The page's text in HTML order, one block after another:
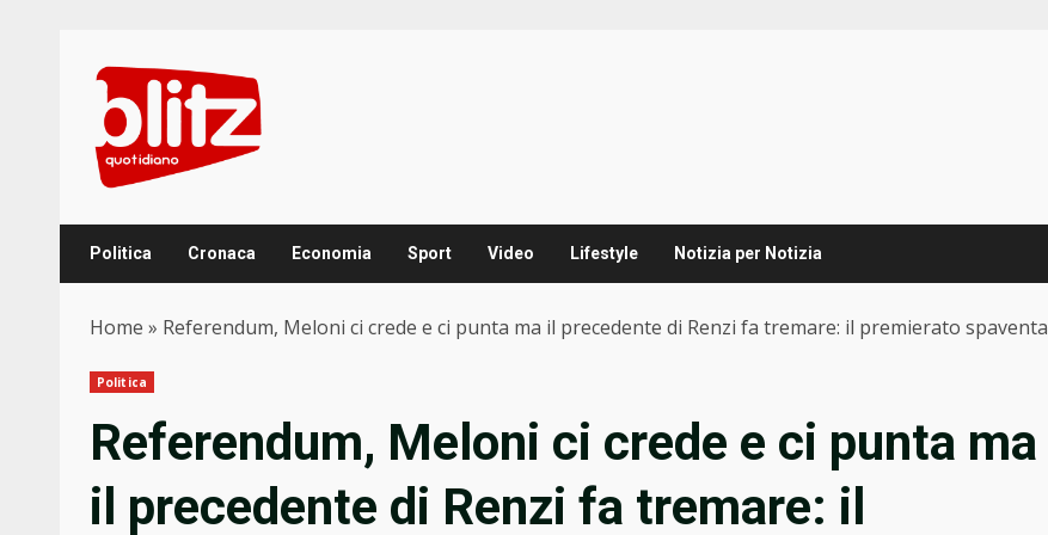
content
Politica Cronaca Economia Sport Video Lifestyle Notizia per Notizia
Home » Referendum, Meloni ci crede e ci punta ma il precedente di Renzi fa tremare: il premierato spaventa
Politica
Referendum, Meloni ci crede e ci punta ma
il precedente di Renzi fa tremare: il